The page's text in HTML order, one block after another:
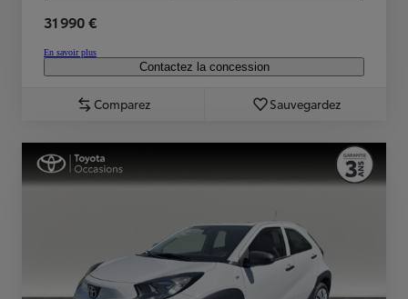
31 990 €
En savoir plus
Contactez la concession
Comparez Sauvegardez